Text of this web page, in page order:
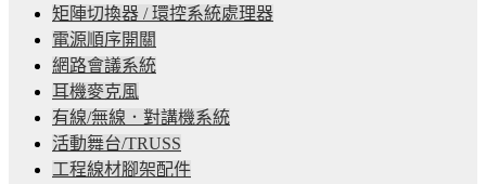
矩陣切換器 / 環控系統處理器
電源順序開關
網路會議系統
耳機麥克風
有線/無線．對講機系統
活動舞台/TRUSS
工程線材腳架配件